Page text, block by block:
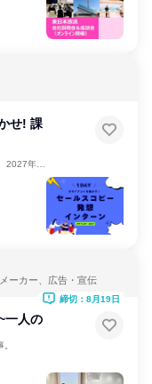
せ! 課
1月・2月
ーカー、広告・宣伝
一人の
締切：8月19日